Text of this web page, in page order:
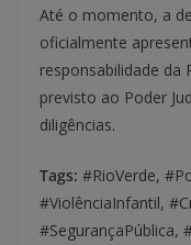
Até o momento, a
oficialmente
responsabilidade da
previsto ao Poder
diligências.
Tags: #RioVerde,
#ViolênciaInfantil,
#SegurançaPública,